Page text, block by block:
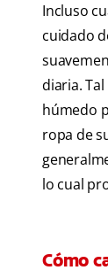
Incluso
cuidado
diaria.
húmedo
ropa de
lo cual
Cómo